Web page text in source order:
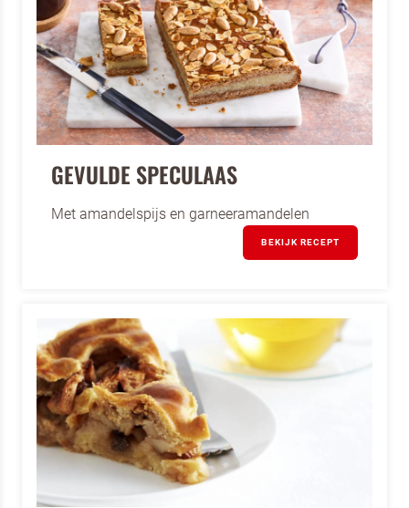
GEVULDE SPECULAAS
Met amandelspijs en garneeramandelen
BEKIJK RECEPT
Terugbelverzoek
Om spam te bestrijden, selecteer hieronder de
afbeelding van dePannenkoeken
Schrijf je in voor de nieuwsbrief
van Dr. Oetker Professional en
Koopmans Professioneel